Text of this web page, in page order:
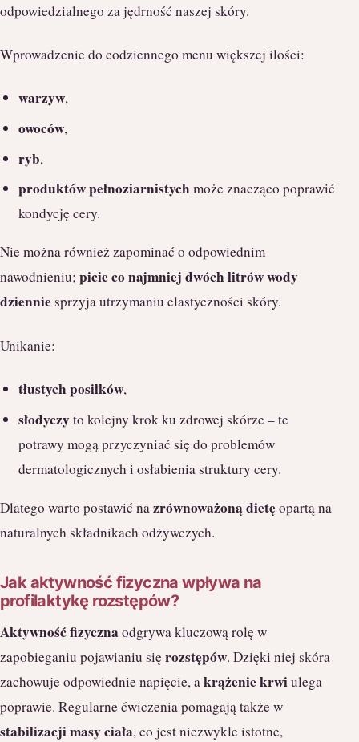
odpowiedzialnego za jędrność naszej skóry.
Wprowadzenie do codziennego menu większej ilości:
warzyw,
owoców,
ryb,
produktów pełnoziarnistych może znacząco poprawić
kondycję cery.
Nie można również zapominać o odpowiednim
nawodnieniu; picie co najmniej dwóch litrów wody
dziennie sprzyja utrzymaniu elastyczności skóry.
Unikanie:
tłustych posiłków,
słodyczyto kolejny krok ku zdrowej skórze – te
potrawy mogą przyczyniać się do problemów
dermatologicznych i osłabienia struktury cery.
Dlatego warto postawić nazrównoważoną dietęopartą na
naturalnych składnikach odżywczych.
Jak aktywność fizyczna wpływa na
profilaktykę rozstępów?
Aktywność fizyczna odgrywa kluczową rolę w
zapobieganiu pojawianiu się rozstępów. Dzięki niej skóra
zachowuje odpowiednie napięcie, akrążenie krwiulega
poprawie. Regularne ćwiczenia pomagają także w
stabilizacji masy ciała, co jest niezwykle istotne,